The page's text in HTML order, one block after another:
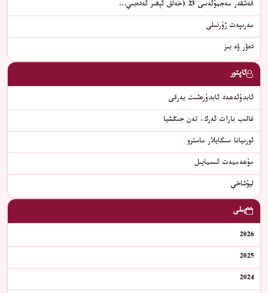
قەشقەر مەجمۇئەسى 23 (خەلق ئېغىر ئەدەبىي…
مەرىپەت ژۇرنىلى
دەۋر ۋە بىز
ئاپتور
ئابدۇئەھەد ئابدۇرەشىت بەرقى
غالىب بارات ئەرك، تەن جىڭشيا
ئورىيانا سىكايلار ماسترو
مۇھەممەت ئىسمايىل
ليۇشاخې
يىلى
2026
2025
2024